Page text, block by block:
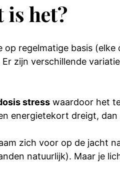
het?
regelmatige basis
Er zijn verschillende
stress waardoor het
energietekort dreigt,
zich voor op de jacht
natuurlijk). Maar je